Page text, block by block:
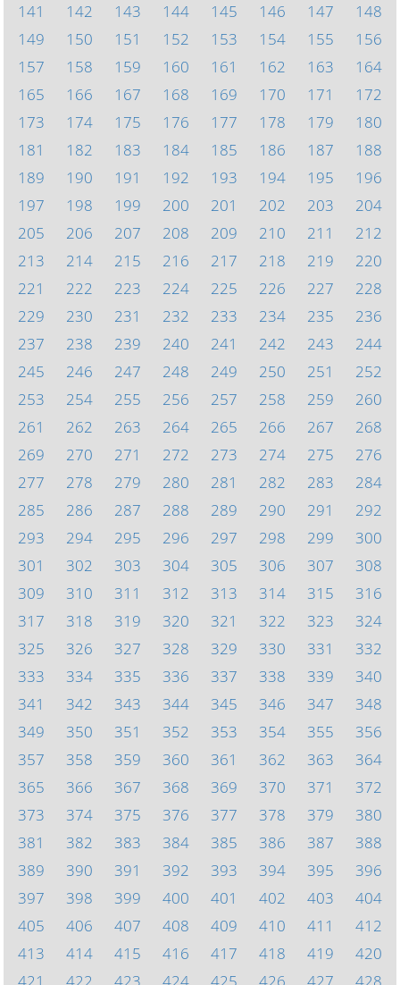
141
142 143 144 145 146 147
148
149
150 151 152 153 154 155
156
157
158 159 160 161 162 163
164
165
166 167 168 169 170 171
172
173
174 175 176 177 178 179
180
181
182 183 184 185 186 187
188
189
190 191 192 193 194 195
196
197
198 199 200 201 202 203
204
205
206 207 208 209 210 211
212
213
214 215 216 217 218 219
220
221
222 223 224 225 226 227
228
229
230 231 232 233 234 235
236
237
238 239 240 241 242 243
244
245
246 247 248 249 250 251
252
253
254 255 256 257 258 259
260
261
262 263 264 265 266 267
268
269
270 271 272 273 274 275
276
277
278 279 280 281 282 283
284
285
286 287 288 289 290 291
292
293
294 295 296 297 298 299
300
301
302 303 304 305 306 307
308
309
310 311 312 313 314 315
316
317
318 319 320 321 322 323
324
325
326 327 328 329 330 331
332
333
334 335 336 337 338 339
340
341
342 343 344 345 346 347
348
349
350 351 352 353 354 355
356
357
358 359 360 361 362 363
364
365
366 367 368 369 370 371
372
373
374 375 376 377 378 379
380
381
382 383 384 385 386 387
388
389
390 391 392 393 394 395
396
397
398 399 400 401 402 403
404
405
406 407 408 409 410 411
412
413
414 415 416 417 418 419
420